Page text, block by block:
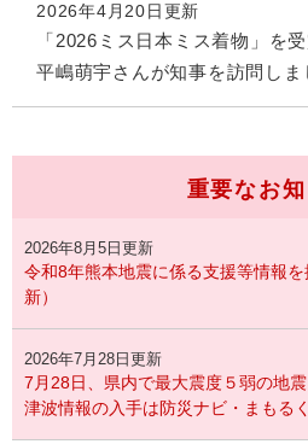
2026年4月20日更新
「2026ミス日本ミス着物」を
平嶋萌宇さんが知事を訪問しま
重要なお
2026年8月5日更新
令和8年熊本地震に係る支援等情報
新）
2026年7月28日更新
7月28日、県内で最大震度５弱の地
津波情報の入手は防災ナビ・まもる